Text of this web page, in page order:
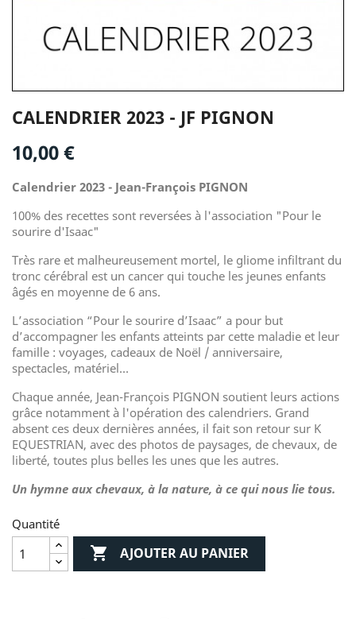
CALENDRIER 2023 - JF PIGNON
10,00 €
Calendrier 2023 - Jean-François PIGNON
100% des recettes sont reversées à l'association "Pour le
sourire d'Isaac"
Très rare et malheureusement mortel, le gliome infiltrant du
tronc cérébral est un cancer qui touche les jeunes enfants
âgés en moyenne de 6 ans.
L’association “Pour le sourire d’Isaac” a pour but
d’accompagner les enfants atteints par cette maladie et leur
famille : voyages, cadeaux de Noël / anniversaire,
spectacles, matériel…
Chaque année, Jean-François PIGNON soutient leurs actions
grâce notamment à l'opération des calendriers. Grand
absent ces deux dernières années, il fait son retour sur K
EQUESTRIAN, avec des photos de paysages, de chevaux, de
liberté, toutes plus belles les unes que les autres.
Un hymne aux chevaux, à la nature, à ce qui nous lie tous.
Quantité
 AJOUTER AU PANIER